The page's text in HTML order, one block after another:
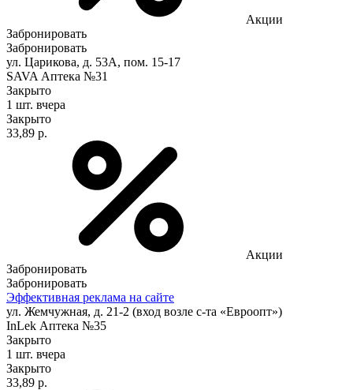
Акции
Забронировать
Забронировать
ул. Царикова, д. 53А, пом. 15-17
SAVA Аптека №31
Закрыто
1 шт. вчера
Закрыто
33,89 р.
Акции
Забронировать
Забронировать
Эффективная реклама на сайте
ул. Жемчужная, д. 21-2 (вход возле с-та «Евроопт»)
InLek Аптека №35
Закрыто
1 шт. вчера
Закрыто
33,89 р.